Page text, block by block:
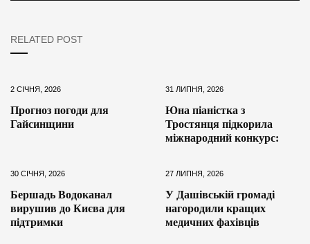
RELATED POST
2 СІЧНЯ, 2026
Прогноз погоди для
Гайсинщини
31 ЛИПНЯ, 2026
Юна піаністка з
Тростянця підкорила
міжнародний конкурс:
30 СІЧНЯ, 2026
Бершадь Водоканал
вирушив до Києва для
підтримки
27 ЛИПНЯ, 2026
У Дашівській громаді
нагородили кращих
медичних фахівців